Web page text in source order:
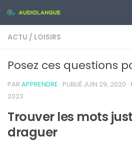
Skip to content
ACTU / LOISIRS
Posez ces questions
PAR APPRENDRE · PUBLIÉ JUIN 29, 2020
2023
Trouver les mots
draguer